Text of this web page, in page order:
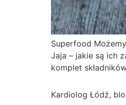
Superfood
Jaja – jakie są ich
komplet
Kardiolog Łódź,